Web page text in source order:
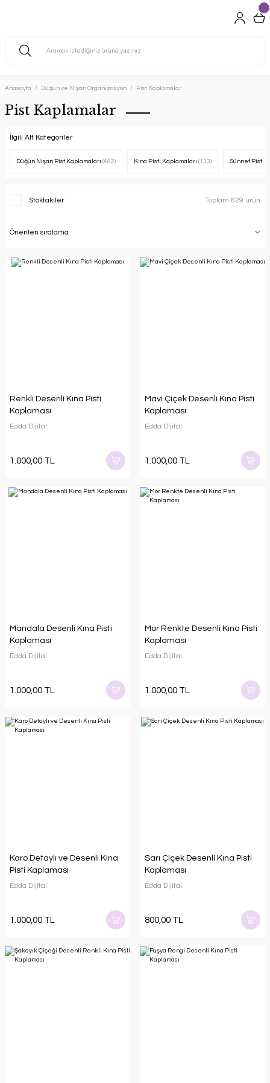
Anasayfa Düğün ve Nişan Organizasyon Pist Kaplamalar
Pist Kaplamalar
İlgili Alt Kategoriler
Düğün Nişan Pist Kaplamaları (482) Kına Pisti Kaplamaları (133) Sünnet Pisti
Stoktakiler Toplam 629 ürün
Renkli Desenli Kına Pisti
Kaplaması
Edda Dijital
1.000,00 TL
Mavi Çiçek Desenli Kına Pisti
Kaplaması
Edda Dijital
1.000,00 TL
Mandala Desenli Kına Pisti
Kaplaması
Edda Dijital
1.000,00 TL
Mor Renkte Desenli Kına Pisti
Kaplaması
Edda Dijital
1.000,00 TL
Karo Detaylı ve Desenli Kına
Pisti Kaplaması
Edda Dijital
1.000,00 TL
Sarı Çiçek Desenli Kına Pisti
Kaplaması
Edda Dijital
800,00 TL